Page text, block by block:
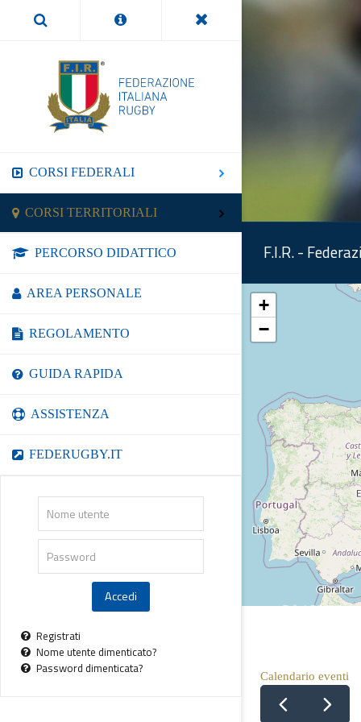
CORSI FEDERALI
CORSI TERRITORIALI
PERCORSO DIDATTICO
AREA PERSONALE
REGOLAMENTO
GUIDA RAPIDA
ASSISTENZA
FEDERUGBY.IT
Nome
utente
Password
Accedi
Registrati
Nome utente dimenticato?
Password dimenticata?
F.I.R. -
+
−
Calendario eventi